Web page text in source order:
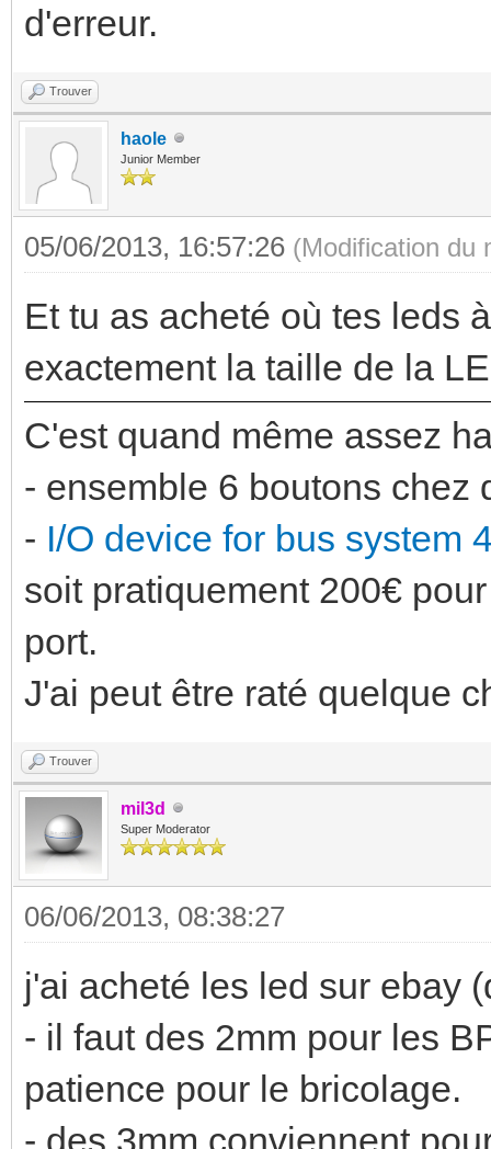
d'erreur.
Trouver
haole
Junior Member
05/06/2013, 16:57:26 (Modification du
Et tu as acheté où tes leds
exactement la taille de la
C'est quand même assez
- ensemble 6 boutons chez
- I/O device for bus system
soit pratiquement 200€
port.
J'ai peut être raté quelque
Trouver
mil3d
Super Moderator
06/06/2013, 08:38:27
j'ai acheté les led sur ebay
- il faut des 2mm pour les
patience pour le bricolage.
- des 3mm conviennent